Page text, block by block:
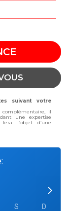
suivant votre
complémentaire, il
une expertise
l’objet d’une
S
D